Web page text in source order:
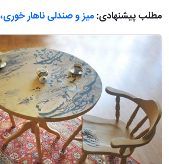
مطلب پیشنهادی:میز و صندلی ناهار خوری، 20 مدل شیک و زیبا